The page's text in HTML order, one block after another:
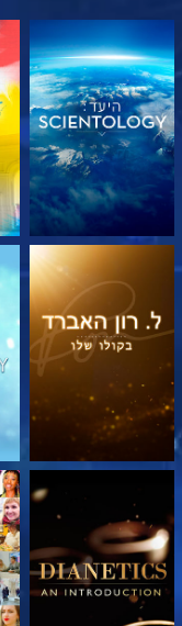
בדוק את הסדרה
בדוק את הסדרה